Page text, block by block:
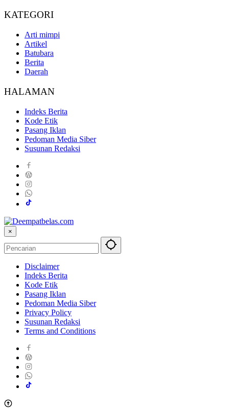
KATEGORI
Arti mimpi
Artikel
Batubara
Berita
Daerah
HALAMAN
Indeks Berita
Kode Etik
Pasang Iklan
Pedoman Media Siber
Susunan Redaksi
×
Disclaimer
Indeks Berita
Kode Etik
Pasang Iklan
Pedoman Media Siber
Privacy Policy
Susunan Redaksi
Terms and Conditions